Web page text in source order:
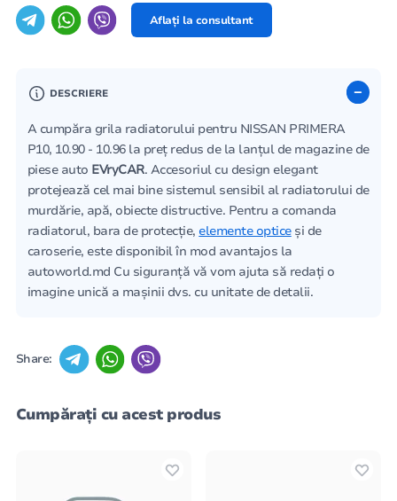
Aflați la consultant
DESCRIERE
A cumpăra grila radiatorului pentru NISSAN PRIMERA
P10, 10.90 - 10.96 la preț redus de la lanțul de magazine de
piese auto EVryCAR. Accesoriul cu design elegant
protejează cel mai bine sistemul sensibil al radiatorului de
murdărie, apă, obiecte distructive. Pentru a comanda
radiatorul, bara de protecție, elemente opticeși de
caroserie, este disponibil în mod avantajos la
autoworld.md Cu siguranță vă vom ajuta să redați o
imagine unică a mașinii dvs. cu unitate de detalii.
Share:
Cumpărați cu acest produs